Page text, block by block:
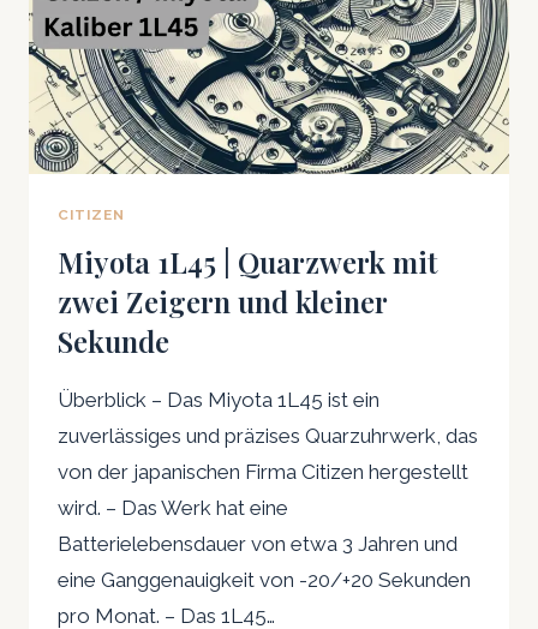
CITIZEN
Miyota 1L45 | Quarzwerk mit
zwei Zeigern und kleiner
Sekunde
Überblick – Das Miyota 1L45 ist ein
zuverlässiges und präzises Quarzuhrwerk, das
von der japanischen Firma Citizen hergestellt
wird. – Das Werk hat eine
Batterielebensdauer von etwa 3 Jahren und
eine Ganggenauigkeit von -20/+20 Sekunden
pro Monat. – Das 1L45…